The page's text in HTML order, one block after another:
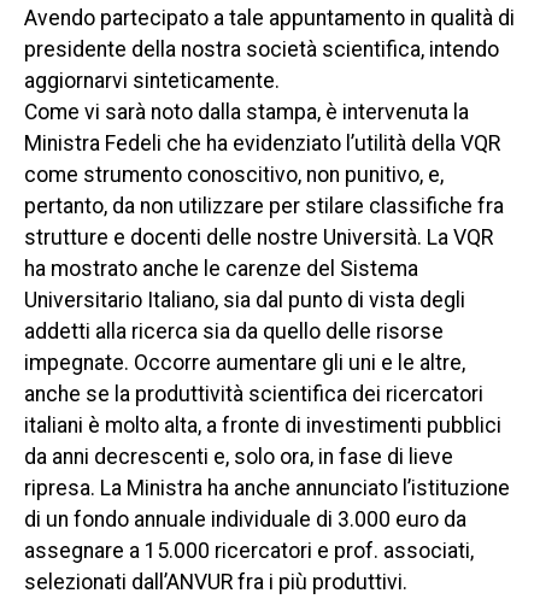
Avendo partecipato a tale appuntamento in qualità di
presidente della nostra società scientifica, intendo
aggiornarvi sinteticamente.
Come vi sarà noto dalla stampa, è intervenuta la
Ministra Fedeli che ha evidenziato l’utilità della VQR
come strumento conoscitivo, non punitivo, e,
pertanto, da non utilizzare per stilare classifiche fra
strutture e docenti delle nostre Università. La VQR
ha mostrato anche le carenze del Sistema
Universitario Italiano, sia dal punto di vista degli
addetti alla ricerca sia da quello delle risorse
impegnate. Occorre aumentare gli uni e le altre,
anche se la produttività scientifica dei ricercatori
italiani è molto alta, a fronte di investimenti pubblici
da anni decrescenti e, solo ora, in fase di lieve
ripresa. La Ministra ha anche annunciato l’istituzione
di un fondo annuale individuale di 3.000 euro da
assegnare a 15.000 ricercatori e prof. associati,
selezionati dall’ANVUR fra i più produttivi.